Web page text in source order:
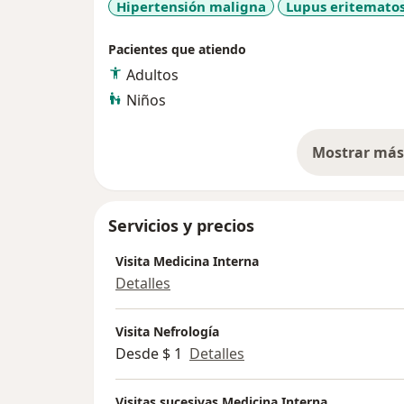
servicios que generen satisfacción en
de pacientes y familias.
Hipertensión maligna
Lupus
Pacientes que atiendo
Adultos
Niños
Mostrar
Servicios y precios
Visita Medicina Interna
Detalles
Visita Nefrología
Desde $ 1 Detalles